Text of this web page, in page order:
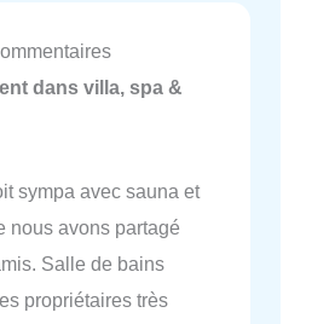
dans villa, spa &
sympa avec sauna et
nous avons partagé
Salle de bains
propriétaires très